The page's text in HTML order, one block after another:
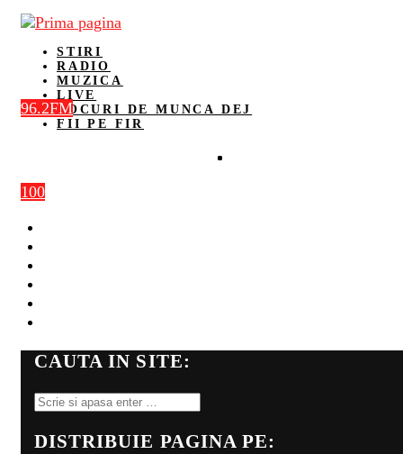
STIRI
RADIO
MUZICA
LIVE
LOCURI DE MUNCA DEJ
FII PE FIR
100
96.2FM
CAUTA IN SITE:
DISTRIBUIE PAGINA PE: